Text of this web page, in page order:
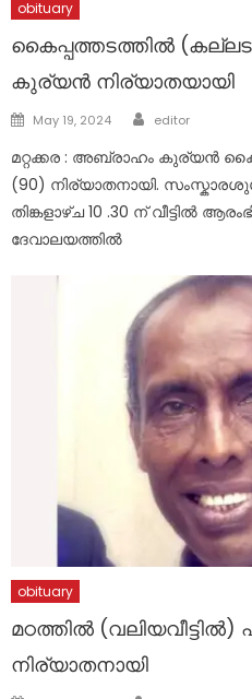
obituary
കൈപ്പത്തടത്തിൽ
കുര്യൻ നിര്യാതയായി
Posted
May 19, 2024 Author
editor
മറ്റക്കര : അബ്രാഹം കുര്യൻ
(90) നിര്യാതനായി.
തിങ്കളാഴ്ച 10 .30 ന് വീട്ടിൽ
ദേവാലയത്തിൽ
obituary
മഠത്തിൽ
നിര്യാതനായി